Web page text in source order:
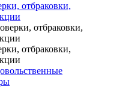
отбраковки,
отбраковки,
отбраковки,